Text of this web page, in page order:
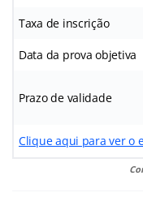
Taxa de inscrição
Data da prova objetiva
Prazo de validade
Clique aqui para ver o